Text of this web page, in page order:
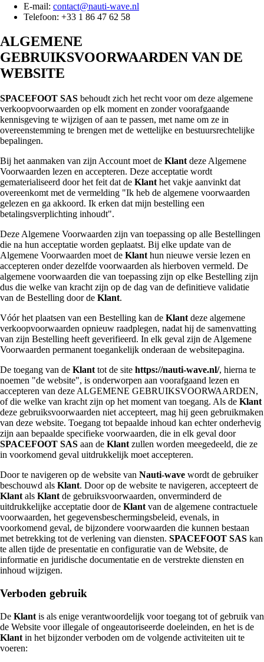
E-mail: contact@nauti-wave.nl
Telefoon: +33 1 86 47 62 58
ALGEMENE
GEBRUIKSVOORWAARDEN VAN DE
WEBSITE
SPACEFOOT SAS behoudt zich het recht voor om deze algemene
verkoopvoorwaarden op elk moment en zonder voorafgaande
kennisgeving te wijzigen of aan te passen, met name om ze in
overeenstemming te brengen met de wettelijke en bestuursrechtelijke
bepalingen.
Bij het aanmaken van zijn Account moet de Klant deze Algemene
Voorwaarden lezen en accepteren. Deze acceptatie wordt
gematerialiseerd door het feit dat de Klant het vakje aanvinkt dat
overeenkomt met de vermelding "Ik heb de algemene voorwaarden
gelezen en ga akkoord. Ik erken dat mijn bestelling een
betalingsverplichting inhoudt".
Deze Algemene Voorwaarden zijn van toepassing op alle Bestellingen
die na hun acceptatie worden geplaatst. Bij elke update van de
Algemene Voorwaarden moet de Klant hun nieuwe versie lezen en
accepteren onder dezelfde voorwaarden als hierboven vermeld. De
algemene voorwaarden die van toepassing zijn op elke Bestelling zijn
dus die welke van kracht zijn op de dag van de definitieve validatie
van de Bestelling door de Klant.
Vóór het plaatsen van een Bestelling kan de Klant deze algemene
verkoopvoorwaarden opnieuw raadplegen, nadat hij de samenvatting
van zijn Bestelling heeft geverifieerd. In elk geval zijn de Algemene
Voorwaarden permanent toegankelijk onderaan de websitepagina.
De toegang van de Klant tot de site https://nauti-wave.nl/, hierna te
noemen "de website", is onderworpen aan voorafgaand lezen en
accepteren van deze ALGEMENE GEBRUIKSVOORWAARDEN,
of die welke van kracht zijn op het moment van toegang. Als de Klant
deze gebruiksvoorwaarden niet accepteert, mag hij geen gebruikmaken
van deze website. Toegang tot bepaalde inhoud kan echter onderhevig
zijn aan bepaalde specifieke voorwaarden, die in elk geval door
SPACEFOOT SAS aan de Klant zullen worden meegedeeld, die ze
in voorkomend geval uitdrukkelijk moet accepteren.
Door te navigeren op de website van Nauti-wave wordt de gebruiker
beschouwd als Klant. Door op de website te navigeren, accepteert de
Klant als Klant de gebruiksvoorwaarden, onverminderd de
uitdrukkelijke acceptatie door de Klant van de algemene contractuele
voorwaarden, het gegevensbeschermingsbeleid, evenals, in
voorkomend geval, de bijzondere voorwaarden die kunnen bestaan
met betrekking tot de verlening van diensten. SPACEFOOT SAS kan
te allen tijde de presentatie en configuratie van de Website, de
informatie en juridische documentatie en de verstrekte diensten en
inhoud wijzigen.
Verboden gebruik
De Klant is als enige verantwoordelijk voor toegang tot of gebruik van
de Website voor illegale of ongeautoriseerde doeleinden, en het is de
Klant in het bijzonder verboden om de volgende activiteiten uit te
voeren: